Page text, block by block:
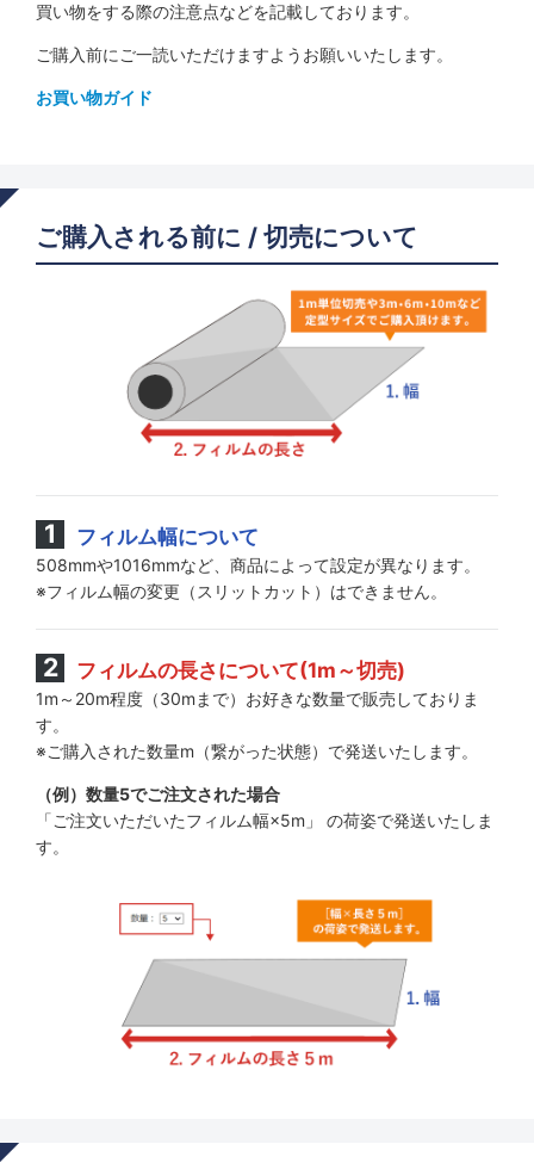
買い物をする際の注意点などを記載しております。
ご購入前にご一読いただけますようお願いいたします。
お買い物ガイド
ご購入される前に / 切売について
フィルム幅について
508mmや1016mmなど、商品によって設定が異なります。
※フィルム幅の変更（スリットカット）はできません。
フィルムの長さについて(1m～切売)
1m～20m程度（30mまで）お好きな数量で販売しておりま
す。
※ご購入された数量m（繋がった状態）で発送いたします。
（例）数量5でご注文された場合
「ご注文いただいたフィルム幅×5m」 の荷姿で発送いたしま
す。